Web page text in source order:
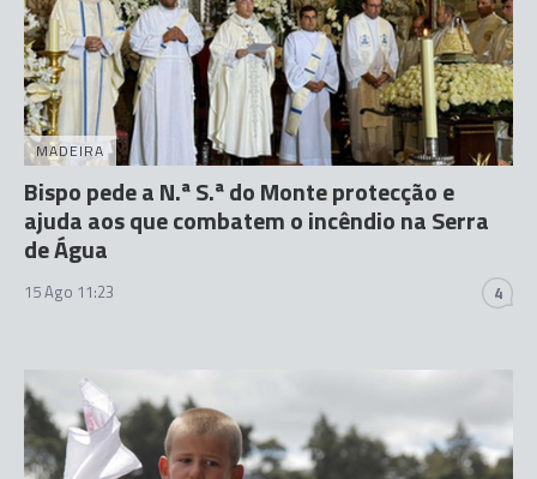
MADEIRA
Bispo pede a N.ª S.ª do Monte protecção e
ajuda aos que combatem o incêndio na Serra
de Água
15 Ago 11:23 4